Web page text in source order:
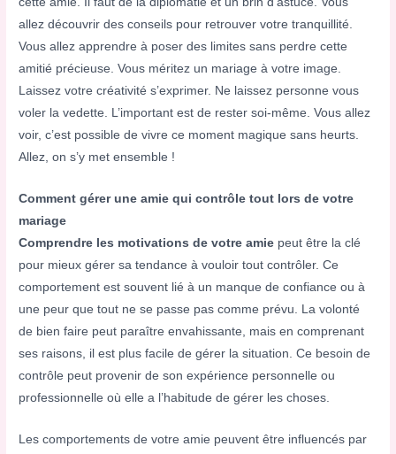
allez découvrir des conseils pour retrouver votre tranquillité.
Vous allez apprendre à poser des limites sans perdre cette
amitié précieuse. Vous méritez un mariage à votre image.
Laissez votre créativité s’exprimer. Ne laissez personne vous
voler la vedette. L’important est de rester soi-même. Vous allez
voir, c’est possible de vivre ce moment magique sans heurts.
Allez, on s’y met ensemble !
Comment gérer une amie qui contrôle tout lors de votre
mariage
Comprendre les motivations de votre amie peut être la clé
pour mieux gérer sa tendance à vouloir tout contrôler. Ce
comportement est souvent lié à un manque de confiance ou à
une peur que tout ne se passe pas comme prévu. La volonté
de bien faire peut paraître envahissante, mais en comprenant
ses raisons, il est plus facile de gérer la situation. Ce besoin de
contrôle peut provenir de son expérience personnelle ou
professionnelle où elle a l’habitude de gérer les choses.
Les comportements de votre amie peuvent être influencés par